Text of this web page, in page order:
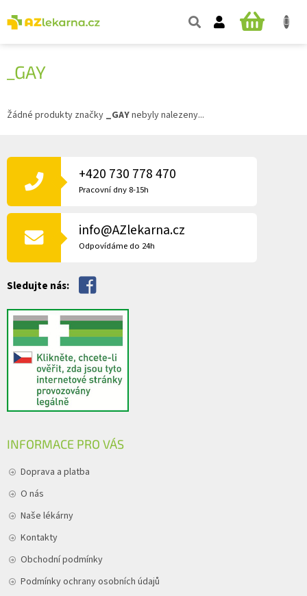
na
obsah
NÁKUPNÍ
_GAY
Žádné produkty značky _GAYnebyly nalezeny...
Á
T
+420 730 778 470
Pracovní dny 8-15h
info@AZlekarna.cz
Odpovídáme do 24h
Sledujte nás:
INFORMACE PRO VÁS
Doprava a platba
O nás
Naše lékárny
Kontakty
Obchodní podmínky
Podmínky ochrany osobních údajů